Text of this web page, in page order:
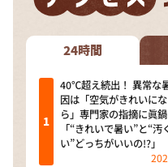
ＬＩＦＥ～夢のカタチ～
新婚さんいらっしゃい！
ポツンと一軒家
ザキ山小屋本館
ぺこぱのまるスポ
24時間
40℃超え続出！ 異常な
因は「空気がきれいに
ら」専門家の指摘に眞
「“きれいで暑い”と“汚
い”どっちがいいの!?」